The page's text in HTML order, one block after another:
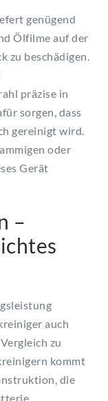
genügend
Ölfilme auf der
zu beschädigen.
präzise in
sorgen, dass
gereinigt wird.
oder
Gerät
–
auch
zu
kommt
die